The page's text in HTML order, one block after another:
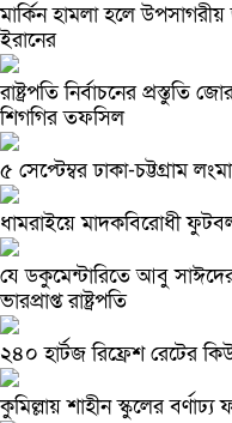
মার্কিন হামলা হলে উপসাগরীয়
ইরানের
রাষ্ট্রপতি নির্বাচনের প্রস্তুতি
শিগগির তফসিল
৫ সেপ্টেম্বর ঢাকা-চট্টগ্রাম
ধামরাইয়ে মাদকবিরোধী ফুটবল
যে ডকুমেন্টারিতে আবু
ভারপ্রাপ্ত রাষ্ট্রপতি
২৪০ হার্টজ রিফ্রেশ রেটের
কুমিল্লায় শাহীন স্কুলের